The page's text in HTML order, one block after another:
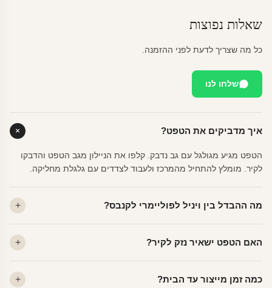
שאלות נפוצות
כל מה שצריך לדעת לפני ההזמנה.
שלחו לנו
איך מדביקים את הטפט?
הטפט מגיע מגולגל עם גב נדבק. קלפו את הניילון מגב הטפט והדבקו
לקיר. מומלץ להתחיל מהמרכז ולעבוד לצדדים עם גלגלת מחליקה.
מה ההבדל בין ויניל לפוליימרי לקנבס?
פרמיום. קנבס — בד אמנותי יוקרתי, מט.
האם הטפט ישאיר נזק לקיר?
מתאים לקיר מטויח, גבס, קרמיקה וזכוכית.
כמה זמן מייצור עד הבית?